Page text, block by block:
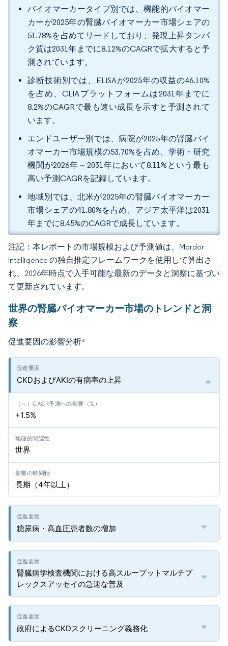
バイオマーカータイプ別では、機能的バイオマー
カーが2025年の腎臓バイオマーカー市場シェアの
51.78%を占めてリードしており、発現上昇タンパ
ク質は2031年までに8.12%のCAGRで拡大すると予
測されています。
診断技術別では、ELISAが2025年の収益の46.10%
を占め、CLIAプラットフォームは2031年までに
8.2%のCAGRで最も速い成長を示すと予測されて
います。
エンドユーザー別では、病院が2025年の腎臓バイ
オマーカー市場規模の53.70%を占め、学術・研究
機関が2026年～2031年において8.11%という最も
高い予測CAGRを記録しています。
地域別では、北米が2025年の腎臓バイオマーカー
市場シェアの41.80%を占め、アジア太平洋は2031
年までに8.45%のCAGRで成長しています。
注記：本レポートの市場規模および予測値は、Mordor
Intelligence の独自推定フレームワークを使用して算出さ
れ、2026年時点で入手可能な最新のデータと洞察に基づい
て更新されています。
世界の腎臓バイオマーカー市場のトレンドと洞
察
促進要因の影響分析*
CKDおよびAKIの有病率の上昇
+1.5%
世界
長期（4年以上）
糖尿病・高血圧患者数の増加
腎臓病学検査機関における高スループットマルチプ
レックスアッセイの急速な普及
政府によるCKDスクリーニング義務化